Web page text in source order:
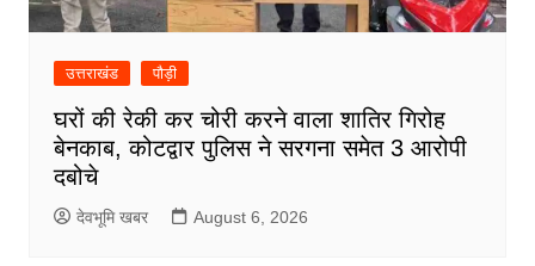
उत्तराखंड पौड़ी
घरों की रेकी कर चोरी करने वाला शातिर गिरोह
बेनकाब, कोटद्वार पुलिस ने सरगना समेत 3 आरोपी
दबोचे
देवभूमि खबर August 6, 2026